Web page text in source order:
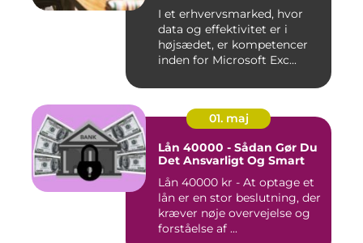
I et erhvervsmarked, hvor
data og effektivitet er i
højsædet, er kompetencer
inden for Microsoft Exc...
01. maj
Lån 40000 - Sådan Gør Du
Det Ansvarligt Og Smart
Lån 40000 kr - At optage et
lån er en stor beslutning, der
kræver nøje overvejelse og
forståelse af ...